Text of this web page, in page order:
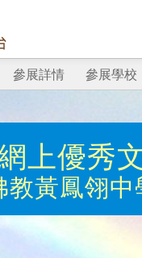
參展詳情 參展學校
上優秀
教黃鳳翎中